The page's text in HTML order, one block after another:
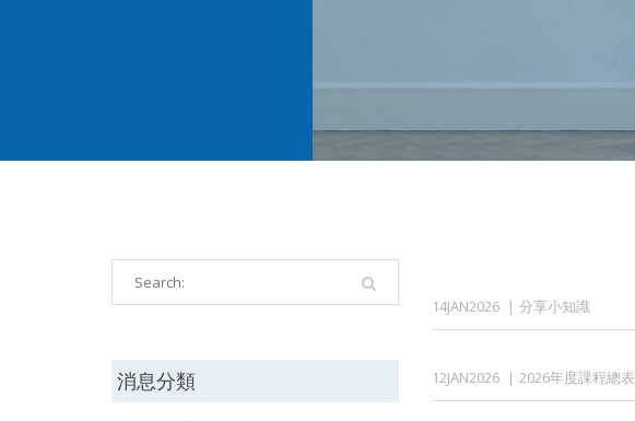
14JAN2026 分享小知識
12JAN2026 2026年度課程總表
消息分類